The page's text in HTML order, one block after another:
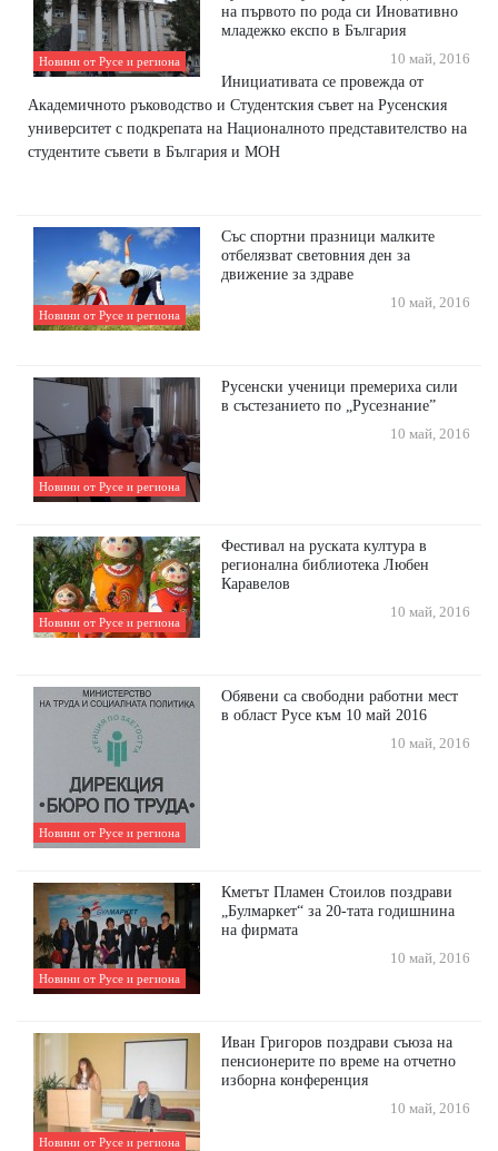
Новини от Русе и региона
на първото по рода си Иновативно
младежко експо в България
10 май, 2016
Инициативата се провежда от
Академичното ръководство и Студентския съвет на Русенския
университет с подкрепата на Националното представителство на
студентите съвети в България и МОН
Новини от Русе и региона
Със спортни празници малките
отбелязват световния ден за
движение за здраве
10 май, 2016
Новини от Русе и региона
Русенски ученици премериха сили
в състезанието по „Русезнание”
10 май, 2016
Новини от Русе и региона
Фестивал на руската култура в
регионална библиотека Любен
Каравелов
10 май, 2016
Новини от Русе и региона
Обявени са свободни работни мест
в област Русе към 10 май 2016
10 май, 2016
Новини от Русе и региона
Кметът Пламен Стоилов поздрави
„Булмаркет“ за 20-тата годишнина
на фирмата
10 май, 2016
Новини от Русе и региона
Иван Григоров поздрави съюза на
пенсионерите по време на отчетно
изборна конференция
10 май, 2016